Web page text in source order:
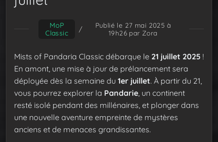
MoP
Classic
/
Publié le 27 mai 2025 à
19h26par Zora
Mists of Pandaria Classic débarque le 21 juillet 2025 !
En amont, une mise à jour de prélancement sera
déployée dès la semaine du 1er juillet. À partir du 21,
vous pourrez explorer la Pandarie , un continent
resté isolé pendant des millénaires, et plonger dans
une nouvelle aventure empreinte de mystères
anciens et de menaces grandissantes.